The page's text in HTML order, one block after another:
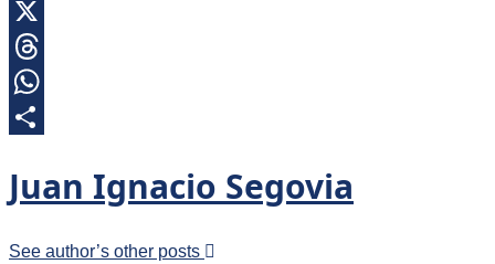
Facebook
X
Threads
WhatsApp
Juan Ignacio Segovia
See author’s other posts